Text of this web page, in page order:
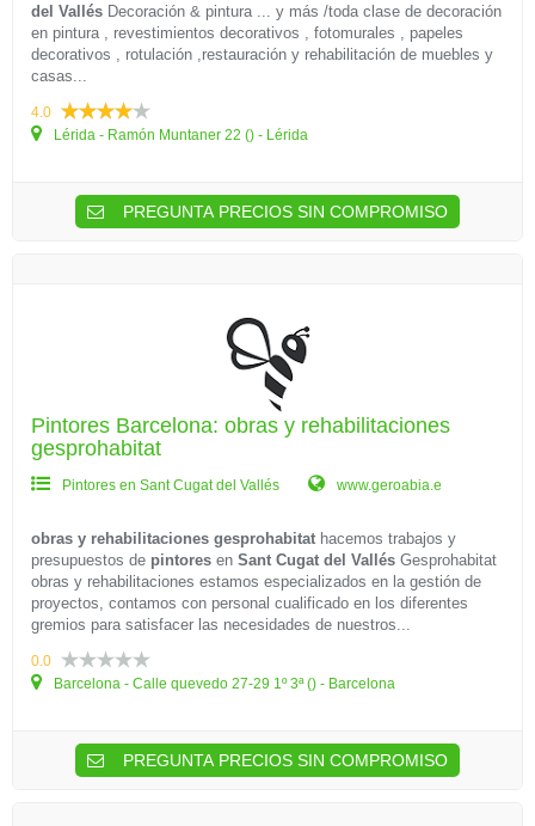
del Vallés Decoración & pintura ... y más /toda clase de decoración
en pintura , revestimientos decorativos , fotomurales , papeles
decorativos , rotulación ,restauración y rehabilitación de muebles y
casas...
4.0
Lérida - Ramón Muntaner 22 () - Lérida
PREGUNTA PRECIOS SIN COMPROMISO
Pintores Barcelona: obras y rehabilitaciones
gesprohabitat
Pintores en Sant Cugat del Vallés www.geroabia.e
obras y rehabilitaciones gesprohabitat hacemos trabajos y
presupuestos de pintores en Sant Cugat del Vallés Gesprohabitat
obras y rehabilitaciones estamos especializados en la gestión de
proyectos, contamos con personal cualificado en los diferentes
gremios para satisfacer las necesidades de nuestros...
0.0
Barcelona - Calle quevedo 27-29 1º 3ª () - Barcelona
PREGUNTA PRECIOS SIN COMPROMISO